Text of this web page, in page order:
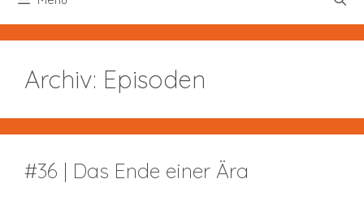
Archiv: Episoden
#36 | Das Ende einer Ära